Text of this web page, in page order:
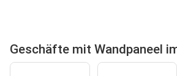
Geschäfte mit Wandpaneel